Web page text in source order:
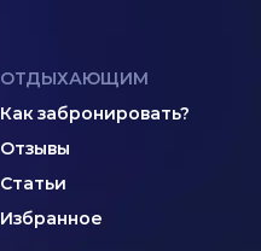
ОТДЫХАЮЩИМ
Как забронировать?
Отзывы
Статьи
Избранное